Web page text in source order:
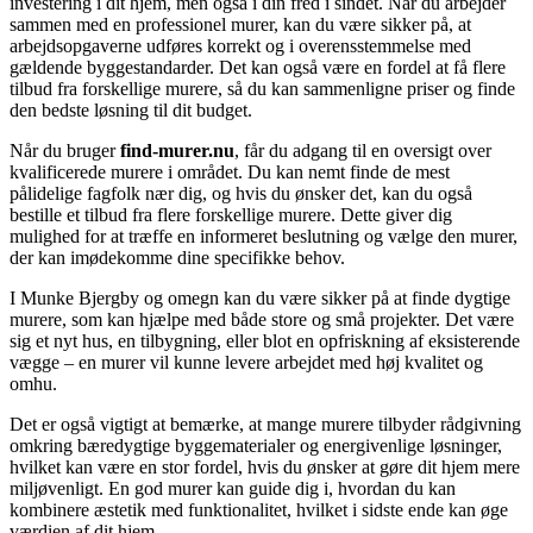
sammen med en professionel murer, kan du være sikker på, at
arbejdsopgaverne udføres korrekt og i overensstemmelse med
gældende byggestandarder. Det kan også være en fordel at få flere
tilbud fra forskellige murere, så du kan sammenligne priser og finde
den bedste løsning til dit budget.
Når du brugerfind-murer.nu, får du adgang til en oversigt over
kvalificerede murere i området. Du kan nemt finde de mest
pålidelige fagfolk nær dig, og hvis du ønsker det, kan du også
bestille et tilbud fra flere forskellige murere. Dette giver dig
mulighed for at træffe en informeret beslutning og vælge den murer,
der kan imødekomme dine specifikke behov.
I Munke Bjergby og omegn kan du være sikker på at finde dygtige
murere, som kan hjælpe med både store og små projekter. Det være
sig et nyt hus, en tilbygning, eller blot en opfriskning af eksisterende
vægge – en murer vil kunne levere arbejdet med høj kvalitet og
omhu.
Det er også vigtigt at bemærke, at mange murere tilbyder rådgivning
omkring bæredygtige byggematerialer og energivenlige løsninger,
hvilket kan være en stor fordel, hvis du ønsker at gøre dit hjem mere
miljøvenligt. En god murer kan guide dig i, hvordan du kan
kombinere æstetik med funktionalitet, hvilket i sidste ende kan øge